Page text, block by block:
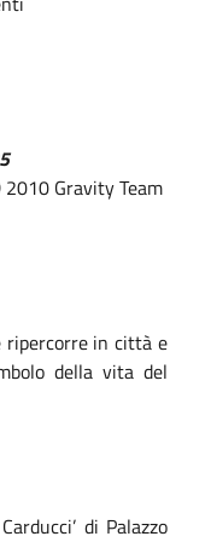
Gravity Team
ripercorre in città e
della vita del
di Palazzo